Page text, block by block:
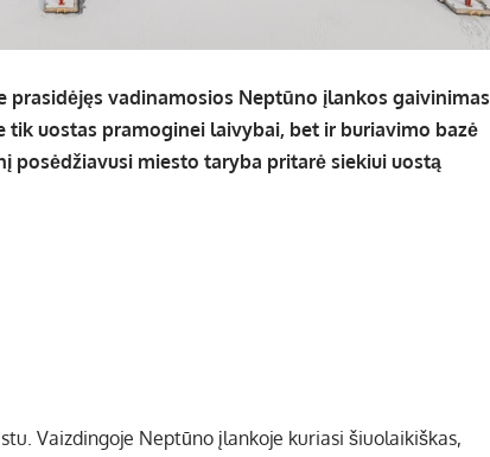
prasidėjęs vadinamosios Neptūno įlankos gaivinimas
uostas pramoginei laivybai, bet ir buriavimo bazė
posėdžiavusi miesto taryba pritarė siekiui uostą
Vaizdingoje Neptūno įlankoje kuriasi šiuolaikiškas,